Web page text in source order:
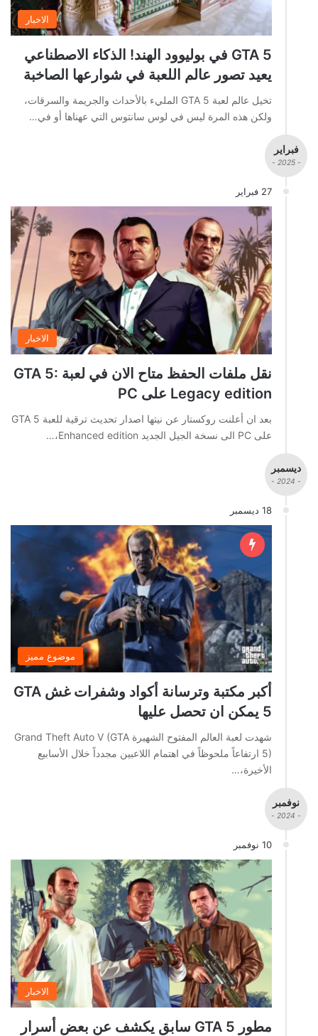
الاخبار
GTA 5 في بوليوود الهند! الذكاء الاصطناعي
يعيد تصور عالم اللعبة في شوارعها الصاخبة
تخيل عالم لعبة GTA 5 المليء بالأحداث والجريمة والسرقات،
ولكن هذه المرة ليس في لوس سانتوس التي عهناها أو في…
فبراير
- 2025 -
27 فبراير
الاخبار
نقل ملفات الحفظ متاح الان في لعبة GTA 5:
Legacy edition على PC
بعد ان أعلنت روكستار عن نيتها اصدار تحديث ترقية للعبة GTA 5
على PC الى نسخة الجيل الجديد Enhanced edition،…
ديسمبر
- 2024 -
18 ديسمبر
موضوع مميز
أكبر مكتبة وترسانة أكواد وشفرات غش GTA
5 يمكن ان تحصل عليها
شهدت لعبة العالم المفتوح الشهيرة Grand Theft Auto V (GTA
5) ارتفاعاً ملحوظاً في اهتمام اللاعبين مجدداً خلال الأسابيع
الأخيرة،…
نوفمبر
- 2024 -
10 نوفمبر
الاخبار
مطور GTA 5 سابق يكشف عن بعض أسرار